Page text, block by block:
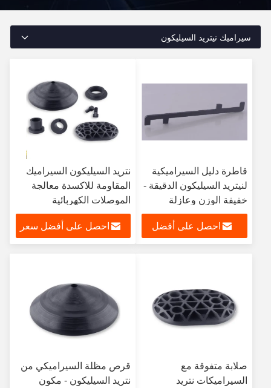
سيراميك نيتريد السيليكون
قاطرة دليل السيراميكية
لنيتريد السيليكون الدقيقة -
خفيفة الوزن وعازلة
كهربائيا ومقاومة للحرارة
الشديدة لتطبيقات درجات
الحرارة العالية
احصل على أفضل
نتريد السيليكون السيراميك
المقاومة للاكسدة معالجة
الموصلات الكهربائية
احصل على أفضل سعر
صلابة متفوقة مع
السيراميكات نتريد
قرص مظلة السيراميكي من
نتريد السيليكون - مكون